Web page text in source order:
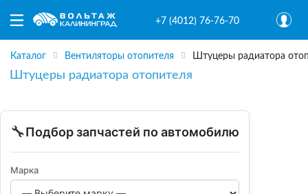
+7 (4012) 76-76-70
Каталог Вентиляторы отопителя Штуцеры радиатора
Штуцеры радиатора отопителя
🔧Подбор запчастей по автомобилю
Марка